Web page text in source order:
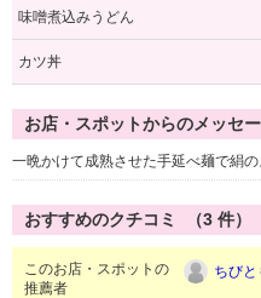
味噌煮込みうどん
カツ丼
お店・スポットからのメッセ
一晩かけて成熟させた手延べ麺で絹
おすすめのクチコミ （3 件）
このお店・スポットの
推薦者
ちびと